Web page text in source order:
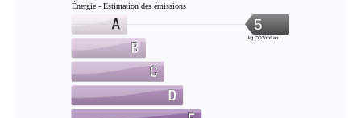
Énergie - Estimation des émissions
5
kg CO2/m².an